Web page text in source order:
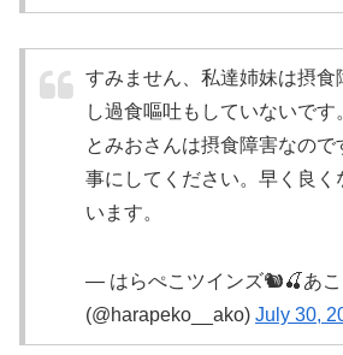
すみません、私達姉妹は摂食
し過食嘔吐もしていないです
とみおさんは摂食障害なので
事にしてください。早く良く
います。
— はらぺこツインズ🐿🍒あこ
(@harapeko__ako) July 30,